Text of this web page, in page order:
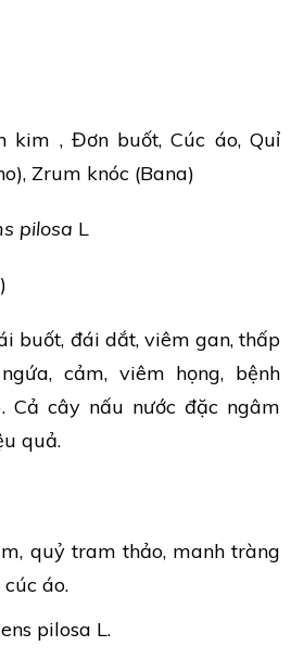
kim , Đơn buốt, Cúc áo, Quỉ
Zrum knóc (Bana)
pilosa L
buốt, đái dắt, viêm gan, thấp
cảm, viêm họng, bệnh
Cả cây nấu nước đặc ngâm
quả.
quỷ tram thảo, manh tràng
áo.
pilosa L.